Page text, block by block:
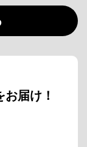
届け！